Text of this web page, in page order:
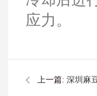
应力。
上一篇: 深圳麻